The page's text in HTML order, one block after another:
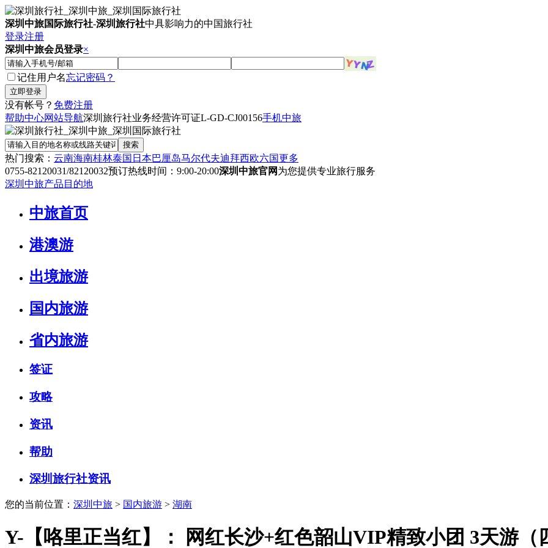
深圳中旅国际旅行社-深圳旅行社中具影响力的中国旅行社
登录注册
深圳中旅会员登录×
记住用户名忘记密码？
没有帐号？ 免费注册
帮助中心网站导航深圳旅行社业务经营许可证L-GD-CJ00156手机中旅
热门搜索： 云南海南桂林泰国 日本巴厘岛马尔代夫迪拜西欧六国更多
0755-82120031/82120032预订热线时间：9:00-20:00深圳中旅官网为您提供专业旅行服务
深圳中旅产品目的地
中旅首页
港澳游
出境旅游
国内旅游
省内旅游
签证
攻略
资讯
帮助
深圳旅行社资讯
您的当前位置： 深圳中旅 > 国内旅游 > 湖南
Y-【咯里正当红】： 网红长沙+红色韶山VIP精致小团 3天游（